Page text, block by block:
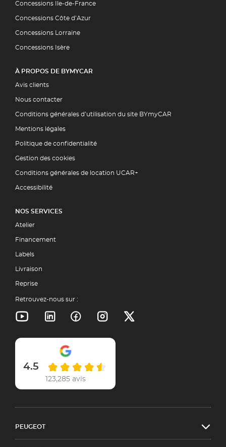
Concessions Ile-de-France
Concessions Côte d’Azur
Concessions Lorraine
Concessions Isère
À PROPOS DE BYMYCAR
Avis clients
Nous contacter
Conditions générales d’utilisation du site BYmyCAR
Mentions légales
Politique de confidentialité
Gestion des cookies
Conditions générales de location UCAR+
Accessibilité
NOS SERVICES
Atelier
Financement
Labels
Livraison
Reprise
Retrouvez-nous sur :
4.5
123,285 avis
PEUGEOT